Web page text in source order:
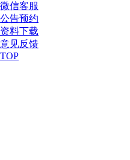
微信客服
公告预约
资料下载
意见反馈
TOP